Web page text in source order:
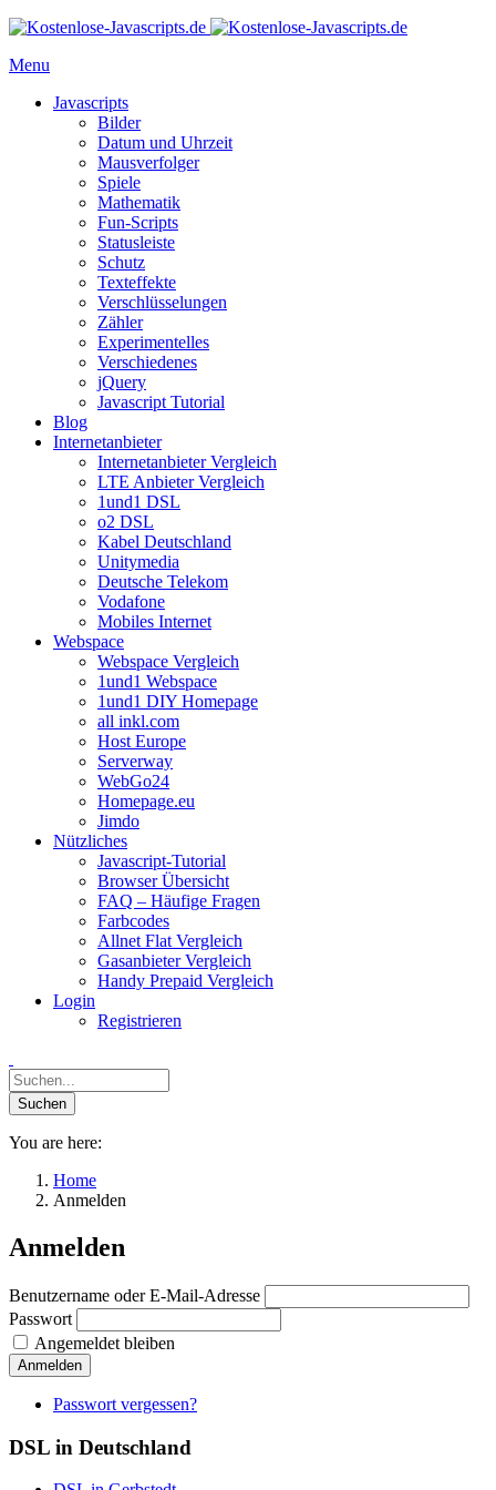
Menu
Javascripts
Bilder
Datum und Uhrzeit
Mausverfolger
Spiele
Mathematik
Fun-Scripts
Statusleiste
Schutz
Texteffekte
Verschlüsselungen
Zähler
Experimentelles
Verschiedenes
jQuery
Javascript Tutorial
Blog
Internetanbieter
Internetanbieter Vergleich
LTE Anbieter Vergleich
1und1 DSL
o2 DSL
Kabel Deutschland
Unitymedia
Deutsche Telekom
Vodafone
Mobiles Internet
Webspace
Webspace Vergleich
1und1 Webspace
1und1 DIY Homepage
all inkl.com
Host Europe
Serverway
WebGo24
Homepage.eu
Jimdo
Nützliches
Javascript-Tutorial
Browser Übersicht
FAQ – Häufige Fragen
Farbcodes
Allnet Flat Vergleich
Gasanbieter Vergleich
Handy Prepaid Vergleich
Login
Registrieren
You are here:
Home
Anmelden
Anmelden
Benutzername oder E-Mail-Adresse
Passwort
Angemeldet bleiben
Anmelden
Passwort vergessen?
DSL in Deutschland